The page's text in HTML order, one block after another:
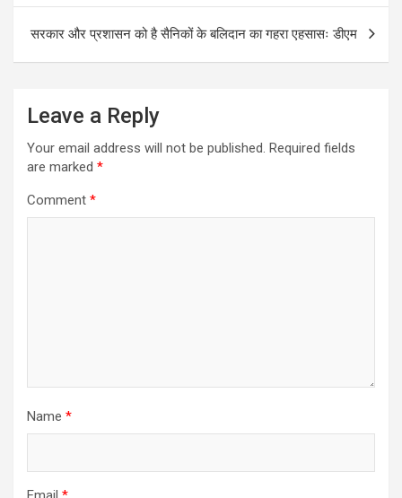
सरकार और प्रशासन को है सैनिकों के बलिदान का गहरा एहसासः डीएम
Leave a Reply
Your email address will not be published. Required fields
are marked *
Comment *
Name *